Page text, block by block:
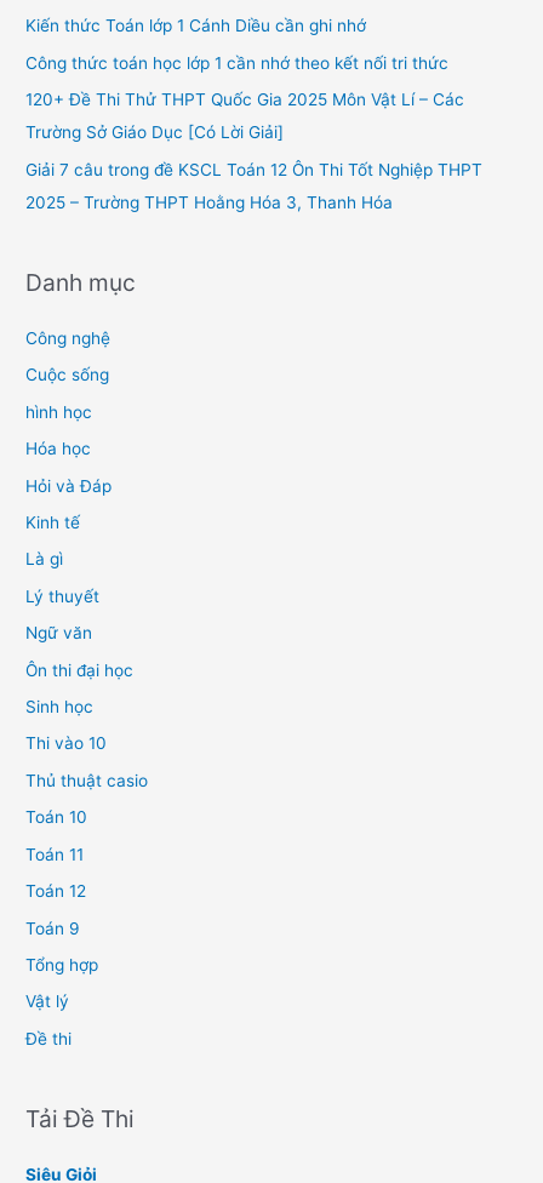
f
o
Kiến thức Toán lớp 1 Cánh Diều cần ghi nhớ
Công thức toán học lớp 1 cần nhớ theo kết nối tri thức
120+ Đề Thi Thử THPT Quốc Gia 2025 Môn Vật Lí – Các
Trường Sở Giáo Dục [Có Lời Giải]
Giải 7 câu trong đề KSCL Toán 12 Ôn Thi Tốt Nghiệp THPT
2025 – Trường THPT Hoằng Hóa 3, Thanh Hóa
Danh mục
Công nghệ
Cuộc sống
hình học
Hóa học
Hỏi và Đáp
Kinh tế
Là gì
Lý thuyết
Ngữ văn
Ôn thi đại học
Sinh học
Thi vào 10
Thủ thuật casio
Toán 10
Toán 11
Toán 12
Toán 9
Tổng hợp
Vật lý
Đề thi
Tải Đề Thi
Siêu Giỏi